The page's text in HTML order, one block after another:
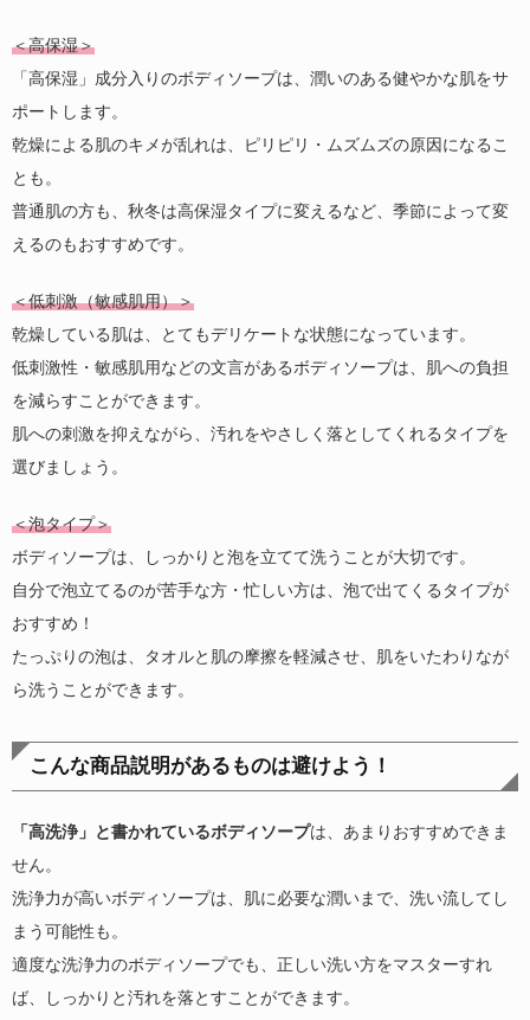
＜高保湿＞
「高保湿」成分入りのボディソープは、潤いのある健やかな肌をサ
ポートします。
乾燥による肌のキメが乱れは、ピリピリ・ムズムズの原因になるこ
とも。
普通肌の方も、秋冬は高保湿タイプに変えるなど、季節によって変
えるのもおすすめです。
＜低刺激（敏感肌用）＞
乾燥している肌は、とてもデリケートな状態になっています。
低刺激性・敏感肌用などの文言があるボディソープは、肌への負担
を減らすことができます。
肌への刺激を抑えながら、汚れをやさしく落としてくれるタイプを
選びましょう。
＜泡タイプ＞
ボディソープは、しっかりと泡を立てて洗うことが大切です。
自分で泡立てるのが苦手な方・忙しい方は、泡で出てくるタイプが
おすすめ！
たっぷりの泡は、タオルと肌の摩擦を軽減させ、肌をいたわりなが
ら洗うことができます。
こんな商品説明があるものは避けよう！
「高洗浄」と書かれているボディソープは、あまりおすすめできま
せん。
洗浄力が高いボディソープは、肌に必要な潤いまで、洗い流してし
まう可能性も。
適度な洗浄力のボディソープでも、正しい洗い方をマスターすれ
ば、しっかりと汚れを落とすことができます。